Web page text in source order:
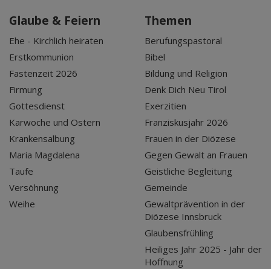
Glaube & Feiern
Ehe - Kirchlich heiraten
Erstkommunion
Fastenzeit 2026
Firmung
Gottesdienst
Karwoche und Ostern
Krankensalbung
Maria Magdalena
Taufe
Versöhnung
Weihe
Themen
Berufungspastoral
Bibel
Bildung und Religion
Denk Dich Neu Tirol
Exerzitien
Franziskusjahr 2026
Frauen in der Diözese
Gegen Gewalt an Frauen
Geistliche Begleitung
Gemeinde
Gewaltprävention in der
Diözese Innsbruck
Glaubensfrühling
Heiliges Jahr 2025 - Jahr der
Hoffnung